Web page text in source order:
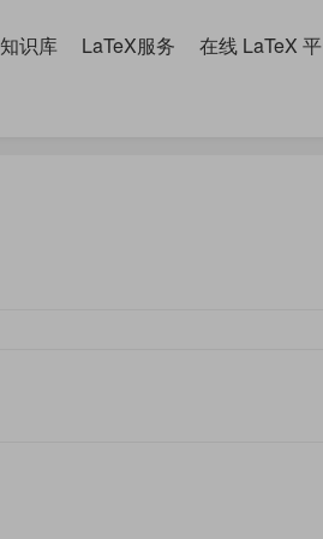
知识库 LaTeX服务 在线 LaTeX